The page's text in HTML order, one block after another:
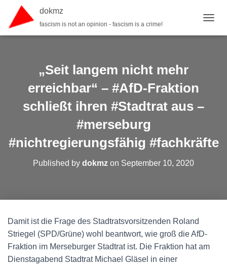
dokmz
fascism is not an opinion - fascism is a crime!
„Seit langem nicht mehr
erreichbar“ – #AfD-Fraktion
schließt ihren #Stadtrat aus –
#merseburg
#nichtregierungsfähig #fachkräfte
Published by dokmz on September 10, 2020
Damit ist die Frage des Stadtratsvorsitzenden Roland
Striegel (SPD/Grüne) wohl beantwort, wie groß die AfD-
Fraktion im Merseburger Stadtrat ist. Die Fraktion hat am
Dienstagabend Stadtrat Michael Gläsel in einer